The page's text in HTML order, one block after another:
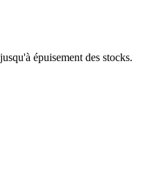
épuisement des stocks.